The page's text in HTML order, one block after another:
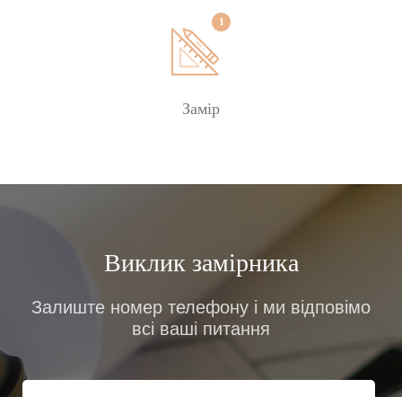
Замір
Виклик замірника
Залиште номер телефону і ми відповімо
всі ваші питання